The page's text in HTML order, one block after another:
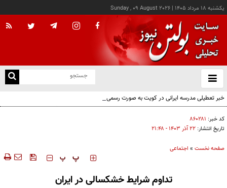
يکشنبه ۱۸ مرداد ۱۴۰۵ |
Sunday , 09 August 2026
باز
و
خبر تعطیلی مدرسه ایرانی در کویت به صورت رسمی اعلام نشده
کد خبر: ۸۶۰۲۸۱
تاریخ انتشار: ۲۲ آذر ۱۴۰۳ - ۲۱:۴۸
صفحه نخست » اجتماعی
‍‍‍ پ پ
تداوم شرایط خشکسالی در ایران